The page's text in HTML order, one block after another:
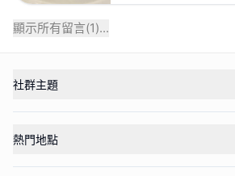
顯示所有留言(1)...
社群主題
熱門地點